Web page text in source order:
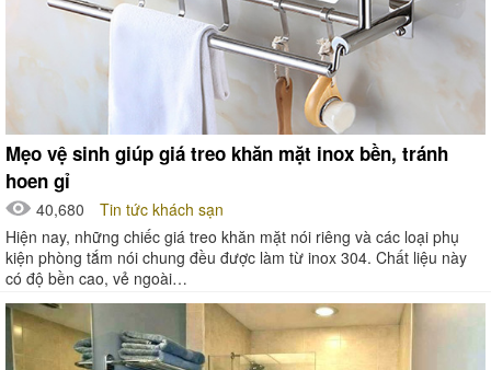
Mẹo vệ sinh giúp giá treo khăn mặt inox bền, tránh
hoen gỉ
40,680
Tin tức khách sạn
Hiện nay, những chiếc giá treo khăn mặt nói riêng và các loại phụ
kiện phòng tắm nói chung đều được làm từ inox 304. Chất liệu này
có độ bền cao, vẻ ngoài…